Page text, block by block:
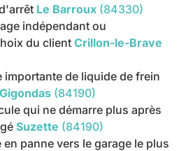
Le Barroux (84330)
indépendant ou
du client Crillon-le-Brave
importante de liquide de frein
Gigondas (84190)
qui ne démarre plus après
Suzette (84190)
panne vers le garage le plus